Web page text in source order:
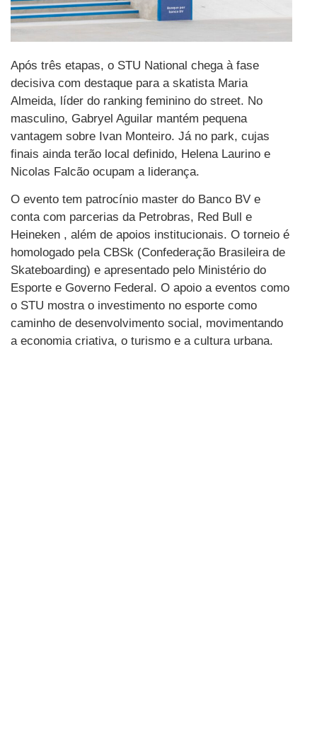
Após três etapas, o STU National chega à fase
decisiva com destaque para a skatista Maria
Almeida, líder do ranking feminino do street. No
masculino, Gabryel Aguilar mantém pequena
vantagem sobre Ivan Monteiro. Já no park, cujas
finais ainda terão local definido, Helena Laurino e
Nicolas Falcão ocupam a liderança.
O evento tem patrocínio master do Banco BV e
conta com parcerias da Petrobras, Red Bull e
Heineken , além de apoios institucionais. O torneio é
homologado pela CBSk (Confederação Brasileira de
Skateboarding) e apresentado pelo Ministério do
Esporte e Governo Federal. O apoio a eventos como
o STU mostra o investimento no esporte como
caminho de desenvolvimento social, movimentando
a economia criativa, o turismo e a cultura urbana.